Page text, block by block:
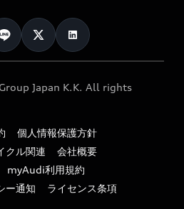
Japan K.K. All rights
個人情報保護方針
クル関連
会社概要
myAudi利用規約
ー通知
ライセンス条項